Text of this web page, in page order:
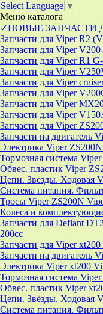
Select Language ▼
Меню каталога
✓НОВЫЕ ЗАПЧАСТИ
Запчасти для Viper R2
Запчасти для Viper
Запчасти для Viper R1
Запчасти для Viper
Запчасти для Viper
Запчасти для Viper
Запчасти для Viper
Запчасти для Viper
Запчасти для Viper
Запчасти на двигатель
Электрика Viper
Тормозная система
Обвес. пластик Viper
Цепи. Звёзды. Ходовая
Система питания.
Тросы Viper ZS200N
Колеса и
Запчасти для Defiant
200cc
Запчасти для Viper
Запчасти на двигатель
Электрика Viper xt200
Тормозная система
Обвес. пластик Viper
Цепи. Звёзды. Ходовая
Система питания.